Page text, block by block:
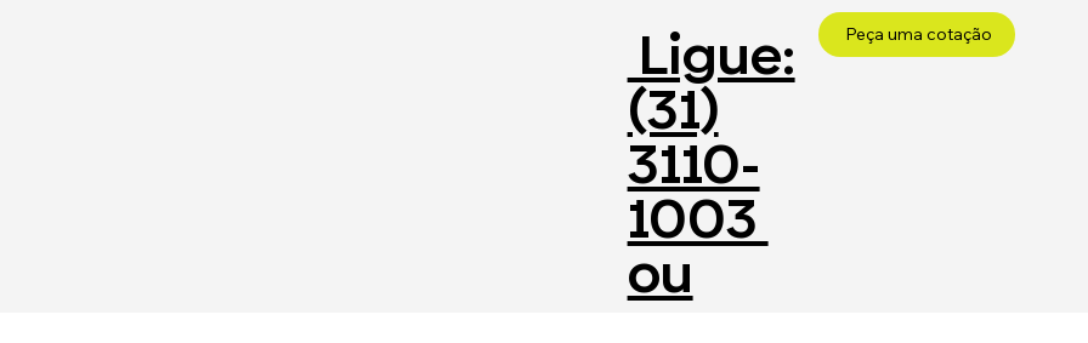
Ligue:
(31)
3110-
1003
ou
Peça uma cotação